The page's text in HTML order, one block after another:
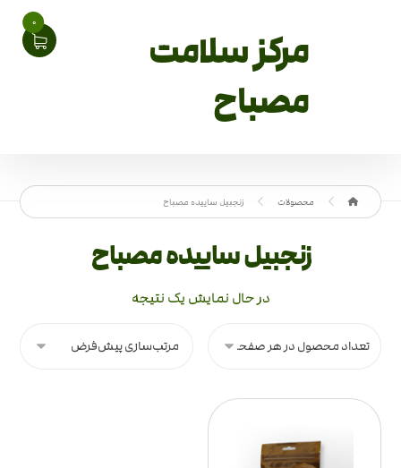
مرکز سلامت
مصباح
0
محصولات زنجبیل ساییده مصباح
زنجبیل ساییده مصباح
در حال نمایش یک نتیجه